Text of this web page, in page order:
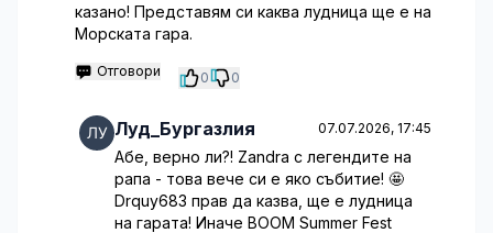
казано! Представям си каква лудница ще е на
Морската гара.
Отговори 0 0
Луд_Бургазлия 07.07.2026, 17:45
Абе, верно ли?! Zandra с легендите на
рапа - това вече си е яко събитие! 🤩
Drquy683 прав да казва, ще е лудница
на гарата! Иначе BOOM Summer Fest